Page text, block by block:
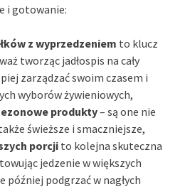
i gotowanie:
z wyprzedzeniem to klucz
tworząc jadłospis na cały
zarządzać swoim czasem i
wyborów żywieniowych,
produkty– są one nie
świeższe i smaczniejsze,
porcji to kolejna skuteczna
jedzenie w większych
później podgrzać w nagłych